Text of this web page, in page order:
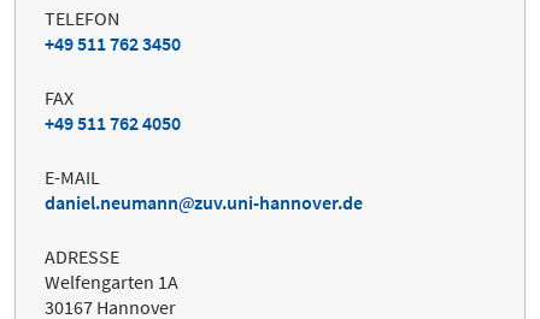
TELEFON
+49 511 762 3450
FAX
+49 511 762 4050
E-MAIL
daniel.neumann
zuv.uni-hannover.de
ADRESSE
Welfengarten 1A
30167 Hannover